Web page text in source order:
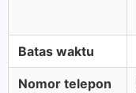
Batas waktu
Nomor telepon